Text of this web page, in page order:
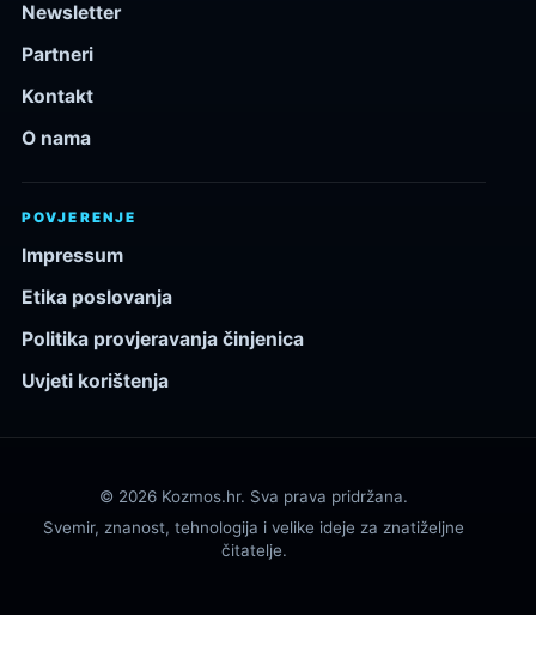
Newsletter
Partneri
Kontakt
O nama
POVJERENJE
Impressum
Etika poslovanja
Politika provjeravanja činjenica
Uvjeti korištenja
© 2026 Kozmos.hr. Sva prava pridržana.
Svemir, znanost, tehnologija i velike ideje za znatiželjne
čitatelje.